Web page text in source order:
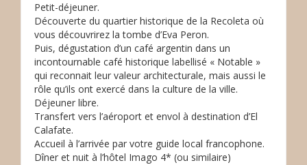
Petit-déjeuner.
Découverte du quartier historique de la Recoleta où
vous découvrirez la tombe d’Eva Peron.
Puis, dégustation d’un café argentin dans un
incontournable café historique labellisé « Notable »
qui reconnait leur valeur architecturale, mais aussi le
rôle qu’ils ont exercé dans la culture de la ville.
Déjeuner libre.
Transfert vers l’aéroport et envol à destination d’El
Calafate.
Accueil à l’arrivée par votre guide local francophone.
Dîner et nuit à l’hôtel Imago 4* (ou similaire)